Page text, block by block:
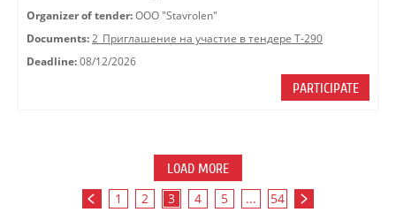
Organizer of tender: OOO "Stavrolen"
Documents: 2_Приглашение на участие в тендере Т-290
Deadline: 08/12/2026
PARTICIPATE
LOAD MORE
1 2 3 4 5 ... 54